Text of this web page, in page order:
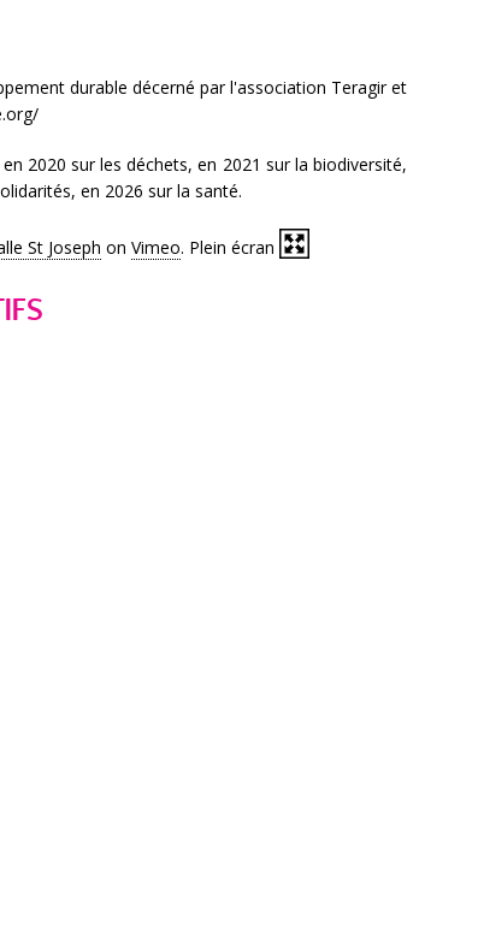
durable décerné par l'association Teragir et
2020 sur les déchets, en 2021 sur la biodiversité,
en 2026 sur la santé.
St Joseph on Vimeo. Plein écran